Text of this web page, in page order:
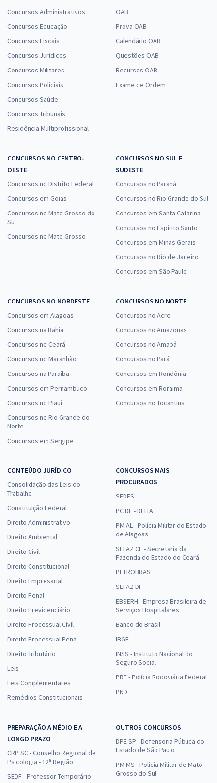
Concursos Administrativos
Concursos Educação
Concursos Fiscais
Concursos Jurídicos
Concursos Militares
Concursos Policiais
Concursos Saúde
Concursos Tribunais
Residência Multiprofissional
OAB
Prova OAB
Calendário OAB
Questões OAB
Recursos OAB
Exame de Ordem
CONCURSOS NO CENTRO-
OESTE
Concursos no Distrito Federal
Concursos em Goiás
Concursos no Mato Grosso do
Sul
Concursos no Mato Grosso
CONCURSOS NO SUL E
SUDESTE
Concursos no Paraná
Concursos no Rio Grande do Sul
Concursos em Santa Catarina
Concursos no Espírito Santo
Concursos em Minas Gerais
Concursos no Rio de Janeiro
Concursos em São Paulo
CONCURSOS NO NORDESTE
Concursos em Alagoas
Concursos na Bahia
Concursos no Ceará
Concursos no Maranhão
Concursos na Paraíba
Concursos em Pernambuco
Concursos no Piauí
Concursos no Rio Grande do
Norte
Concursos em Sergipe
CONCURSOS NO NORTE
Concursos no Acre
Concursos no Amazonas
Concursos no Amapá
Concursos no Pará
Concursos em Rondônia
Concursos em Roraima
Concursos no Tocantins
CONTEÚDO JURÍDICO
Consolidação das Leis do
Trabalho
Constituição Federal
Direito Administrativo
Direito Ambiental
Direito Civil
Direito Constitucional
Direito Empresarial
Direito Penal
Direito Previdenciário
Direito Processual Civil
Direito Processual Penal
Direito Tributário
Leis
Leis Complementares
Remédios Constitucionais
CONCURSOS MAIS
PROCURADOS
SEDES
PC DF - DELTA
PM AL - Polícia Militar do Estado
de Alagoas
SEFAZ CE - Secretaria da
Fazenda do Estado do Ceará
PETROBRAS
SEFAZ DF
EBSERH - Empresa Brasileira de
Serviços Hospitalares
Banco do Brasil
IBGE
INSS - Instituto Nacional do
Seguro Social
PRF - Polícia Rodoviária Federal
PND
PREPARAÇÃO A MÉDIO E A
LONGO PRAZO
CRP SC - Conselho Regional de
Psicologia - 12ª Região
SEDF - Professor Temporário
OUTROS CONCURSOS
DPE SP - Defensoria Pública do
Estado de São Paulo
PM MS - Polícia Militar de Mato
Grosso do Sul